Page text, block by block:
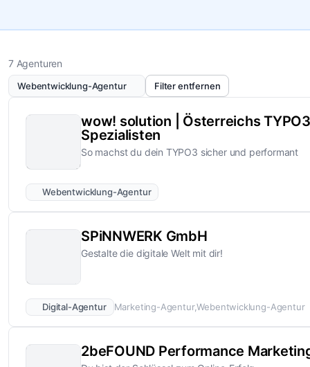
7 Agenturen
Webentwicklung-Agentur Filter entfernen
wow! solution | Österreichs TYPO3
Spezialisten
So machst du dein TYPO3 sicher und performant
Webentwicklung-Agentur
SPiNNWERK GmbH
Gestalte die digitale Welt mit dir!
Digital-Agentur Marketing-Agentur Webentwicklung-Agentur
2beFOUND Performance